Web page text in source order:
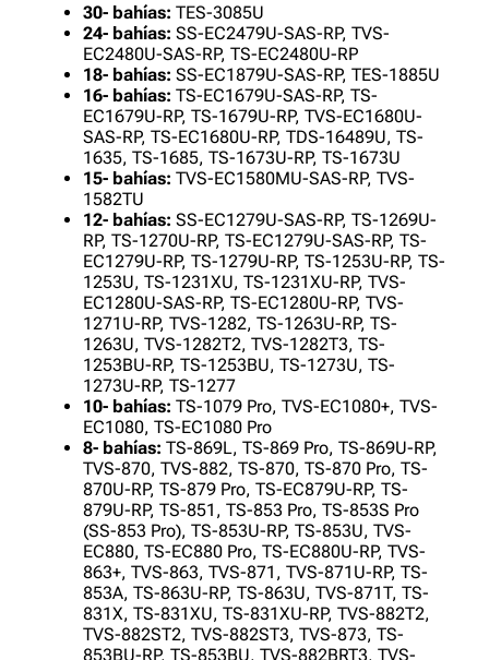
30- bahías: TES-3085U
24- bahías: SS-EC2479U-SAS-RP, TVS-
EC2480U-SAS-RP, TS-EC2480U-RP
18- bahías: SS-EC1879U-SAS-RP, TES-1885U
16- bahías: TS-EC1679U-SAS-RP, TS-
EC1679U-RP, TS-1679U-RP, TVS-EC1680U-
SAS-RP, TS-EC1680U-RP, TDS-16489U, TS-
1635, TS-1685, TS-1673U-RP, TS-1673U
15- bahías: TVS-EC1580MU-SAS-RP, TVS-
1582TU
12- bahías: SS-EC1279U-SAS-RP, TS-1269U-
RP, TS-1270U-RP, TS-EC1279U-SAS-RP, TS-
EC1279U-RP, TS-1279U-RP, TS-1253U-RP, TS-
1253U, TS-1231XU, TS-1231XU-RP, TVS-
EC1280U-SAS-RP, TS-EC1280U-RP, TVS-
1271U-RP, TVS-1282, TS-1263U-RP, TS-
1263U, TVS-1282T2, TVS-1282T3, TS-
1253BU-RP, TS-1253BU, TS-1273U, TS-
1273U-RP, TS-1277
10- bahías: TS-1079 Pro, TVS-EC1080+, TVS-
EC1080, TS-EC1080 Pro
8- bahías: TS-869L, TS-869 Pro, TS-869U-RP,
TVS-870, TVS-882, TS-870, TS-870 Pro, TS-
870U-RP, TS-879 Pro, TS-EC879U-RP, TS-
879U-RP, TS-851, TS-853 Pro, TS-853S Pro
(SS-853 Pro), TS-853U-RP, TS-853U, TVS-
EC880, TS-EC880 Pro, TS-EC880U-RP, TVS-
863+, TVS-863, TVS-871, TVS-871U-RP, TS-
853A, TS-863U-RP, TS-863U, TVS-871T, TS-
831X, TS-831XU, TS-831XU-RP, TVS-882T2,
TVS-882ST2, TVS-882ST3, TVS-873, TS-
853BU-RP, TS-853BU, TVS-882BRT3, TVS-